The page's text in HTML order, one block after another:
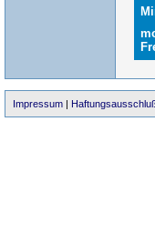
Impressum |